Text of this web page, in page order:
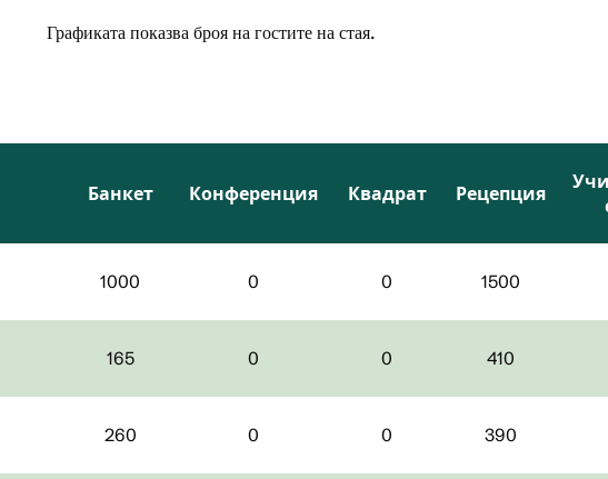
Графиката показва броя на гостите на стая.
Банкет Конференция Квадрат Рецепция
1000 0 0 1500
165 0 0 410
260 0 0 390